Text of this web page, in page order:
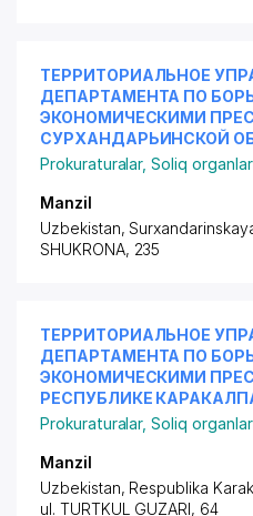
ТЕРРИТОРИАЛЬНОЕ
ДЕПАРТАМЕНТА ПО
ЭКОНОМИЧЕСКИМИ
СУРХАНДАРЬИНСКОЙ
Prokuraturalar,Soliq
Manzil
Uzbekistan,
SHUKRONA, 235
ТЕРРИТОРИАЛЬНОЕ
ДЕПАРТАМЕНТА ПО
ЭКОНОМИЧЕСКИМИ
РЕСПУБЛИКЕ
Prokuraturalar,Soliq
Manzil
Uzbekistan, Respublika
ul. TURTKUL GUZARI, 64